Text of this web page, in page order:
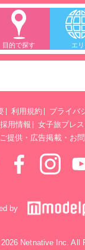
目的で探す エ
利用規約
プライバ
採用情報
女子旅プレ
提供・広告掲載・お
by
Netnative Inc. All